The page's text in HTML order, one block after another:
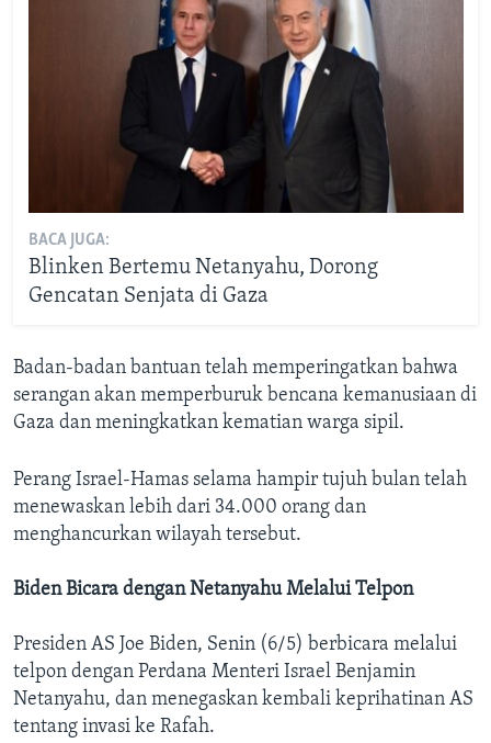
BACA JUGA:
Blinken Bertemu Netanyahu, Dorong
Gencatan Senjata di Gaza
Badan-badan bantuan telah memperingatkan bahwa
serangan akan memperburuk bencana kemanusiaan di
Gaza dan meningkatkan kematian warga sipil.
Perang Israel-Hamas selama hampir tujuh bulan telah
menewaskan lebih dari 34.000 orang dan
menghancurkan wilayah tersebut.
Biden Bicara dengan Netanyahu Melalui Telpon
Presiden AS Joe Biden, Senin (6/5) berbicara melalui
telpon dengan Perdana Menteri Israel Benjamin
Netanyahu, dan menegaskan kembali keprihatinan AS
tentang invasi ke Rafah.